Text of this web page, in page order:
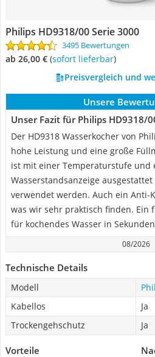
Philips HD9318/00 Serie 3000
3495 Bewertungen
ab 26,00 € ( Sofort lieferbar)
Preisvergleich und
Unsere
Unser Fazit für Philips HD9318/
Der HD9318 Wasserkocher von
hohe Leistung und eine große
ist mit einer Temperaturstufe und
Wasserstandsanzeige
verwendet werden. Auch ein Anti-
was wir sehr praktisch finden. Ein
für kochendes Wasser in
08/2026
Technische Details
Modell
Kabellos
Ja
Trockengehschutz
Ja
Vorteile